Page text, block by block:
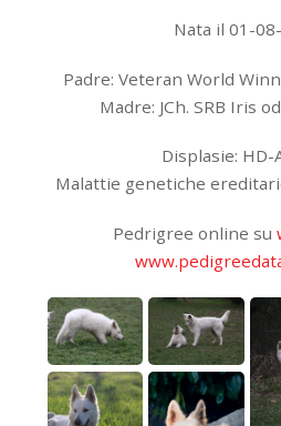
Nata il 01-
Padre: Veteran World
Madre: JCh. SRB Iris
Displasie: HD-
Malattie genetiche
Pedrigree online su